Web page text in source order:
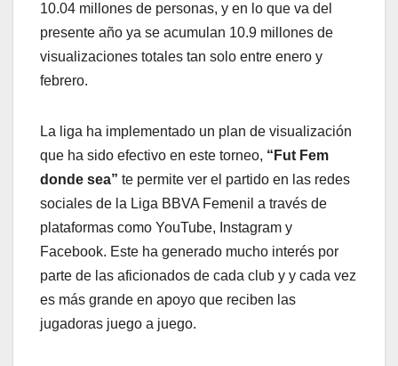
10.04 millones de personas, y en lo que va del
presente año ya se acumulan 10.9 millones de
visualizaciones totales tan solo entre enero y
febrero.
La liga ha implementado un plan de visualización
que ha sido efectivo en este torneo, “Fut Fem
donde sea” te permite ver el partido en las redes
sociales de la Liga BBVA Femenil a través de
plataformas como YouTube, Instagram y
Facebook. Este ha generado mucho interés por
parte de las aficionados de cada club y y cada vez
es más grande en apoyo que reciben las
jugadoras juego a juego.